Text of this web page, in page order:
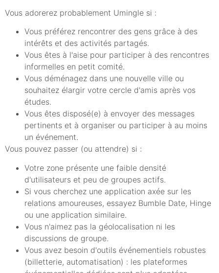
Vous adorerez probablement Umingle si :
Vous préférez rencontrer des gens grâce à des
intérêts et des activités partagés.
Vous êtes à l'aise pour participer à des rencontres
informelles en petit comité.
Vous déménagez dans une nouvelle ville ou
souhaitez élargir votre cercle d'amis après vos
études.
Vous êtes disposé(e) à envoyer des messages
pertinents et à organiser ou participer à au moins
un événement.
Vous pouvez passer (ou attendre) si :
Votre zone présente une faible densité
d'utilisateurs et peu de groupes actifs.
Si vous cherchez une application axée sur les
relations amoureuses, essayez Bumble Date, Hinge
ou une application similaire.
Vous n'aimez pas la géolocalisation ni les
discussions de groupe.
Vous avez besoin d'outils événementiels robustes
(billetterie, automatisation) : les plateformes